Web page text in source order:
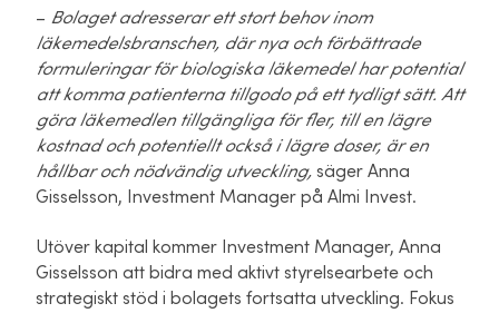
– Bolaget adresserar ett stort behov inom
läkemedelsbranschen, där nya och förbättrade
formuleringar för biologiska läkemedel har potential
att komma patienterna tillgodo på ett tydligt sätt. Att
göra läkemedlen tillgängliga för fler, till en lägre
kostnad och potentiellt också i lägre doser, är en
hållbar och nödvändig utveckling, säger Anna
Gisselsson, Investment Manager på Almi Invest.
Utöver kapital kommer Investment Manager, Anna
Gisselsson att bidra med aktivt styrelsearbete och
strategiskt stöd i bolagets fortsatta utveckling. Fokus